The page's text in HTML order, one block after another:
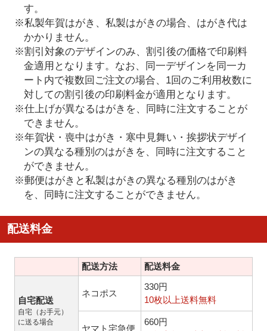
す。
※私製年賀はがき、私製はがきの場合、はがき代は
かかりません。
※割引対象のデザインのみ、割引後の価格で印刷料
金適用となります。なお、同一デザインを同一カ
ート内で複数回ご注文の場合、1回のご利用枚数に
対しての割引後の印刷料金が適用となります。
※仕上げが異なるはがきを、同時に注文することが
できません。
※年賀状・喪中はがき・寒中見舞い・挨拶状デザイ
ンの異なる種別のはがきを、同時に注文すること
ができません。
※郵便はがきと私製はがきの異なる種別のはがき
を、同時に注文することができません。
配送料金
配送方法 配送料金
自宅配送
自宅（お手元）
に送る場合
ネコポス
330円
10枚以上送料無料
ヤマト宅急便
660円